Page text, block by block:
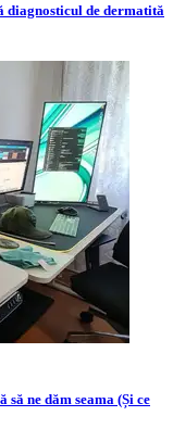
diagnosticul de dermatită
să ne dăm seama (Și ce